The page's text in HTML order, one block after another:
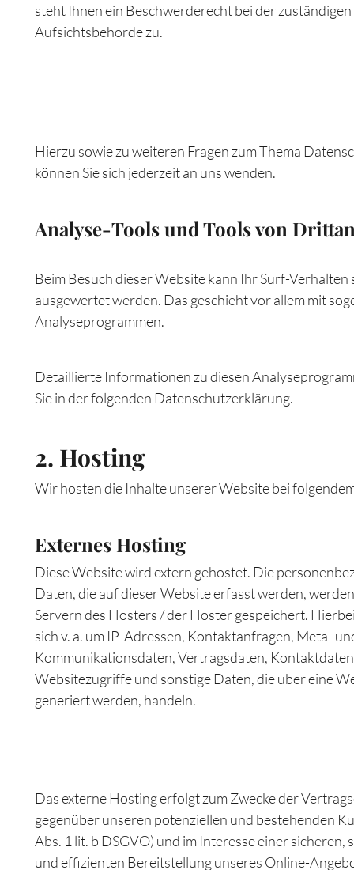
steht Ihnen ein Beschwerderecht bei der zuständigen
Aufsichtsbehörde zu.
Hierzu sowie zu weiteren Fragen zum Thema
können Sie sich jederzeit an uns wenden.
Analyse-Tools und Tools von
Beim Besuch dieser Website kann Ihr Surf-Verhalten
ausgewertet werden. Das geschieht vor allem mit
Analyseprogrammen.
Detaillierte Informationen zu diesen
Sie in der folgenden Datenschutzerklärung.
2. Hosting
Wir hosten die Inhalte unserer Website bei
Externes Hosting
Diese Website wird extern gehostet. Die
Daten, die auf dieser Website erfasst werden,
Servern des Hosters / der Hoster gespeichert.
sich v. a. um IP-Adressen, Kontaktanfragen, Meta-
Kommunikationsdaten, Vertragsdaten,
Websitezugriffe und sonstige Daten, die über eine
generiert werden, handeln.
Das externe Hosting erfolgt zum Zwecke der
gegenüber unseren potenziellen und bestehenden
Abs. 1 lit. b DSGVO) und im Interesse einer sicheren,
und effizienten Bereitstellung unseres Online-